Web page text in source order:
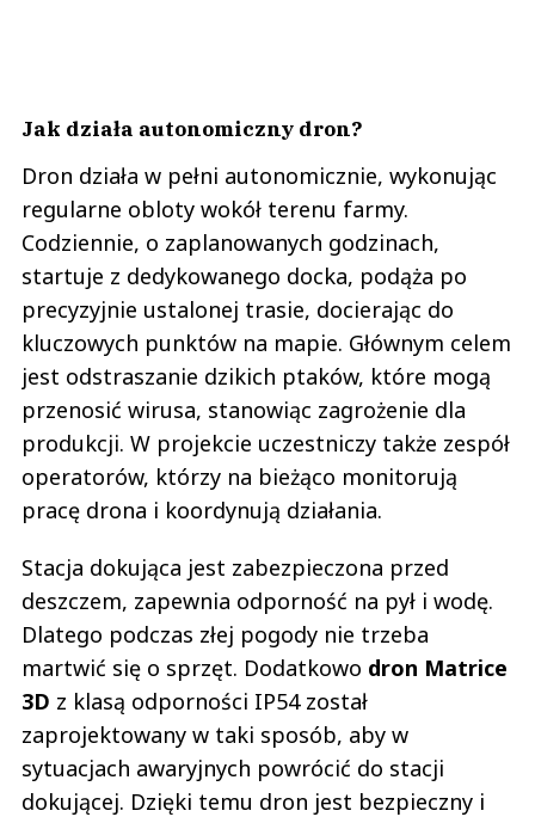
Jak działa autonomiczny dron?
Dron działa w pełni autonomicznie, wykonując
regularne obloty wokół terenu farmy.
Codziennie, o zaplanowanych godzinach,
startuje z dedykowanego docka, podąża po
precyzyjnie ustalonej trasie, docierając do
kluczowych punktów na mapie. Głównym celem
jest odstraszanie dzikich ptaków, które mogą
przenosić wirusa, stanowiąc zagrożenie dla
produkcji. W projekcie uczestniczy także zespół
operatorów, którzy na bieżąco monitorują
pracę drona i koordynują działania.
Stacja dokująca jest zabezpieczona przed
deszczem, zapewnia odporność na pył i wodę.
Dlatego podczas złej pogody nie trzeba
martwić się o sprzęt. Dodatkowo dron Matrice
3D z klasą odporności IP54 został
zaprojektowany w taki sposób, aby w
sytuacjach awaryjnych powrócić do stacji
dokującej. Dzięki temu dron jest bezpieczny i